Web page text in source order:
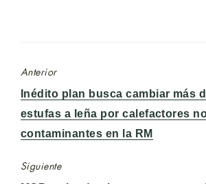
Anterior
Entrada
anterior:
Inédito plan busca cambiar más
estufas a leña por calefactores
contaminantes en la RM
Siguiente